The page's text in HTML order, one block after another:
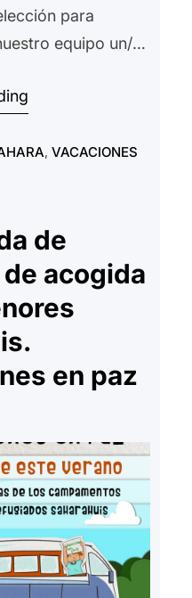
para
equipo un/a
experiencia en
indefibido
Para la
candidaturas:
Vitae a:
Indicar en el
de empleo.
límite…
, VACACIONES
de
acogida
en paz